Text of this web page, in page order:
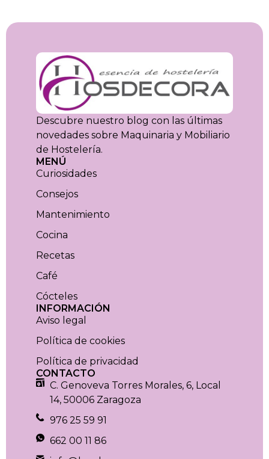
Descubre nuestro blog con las últimas
novedades sobre Maquinaria y Mobiliario
de Hostelería.
MENÚ
Curiosidades
Consejos
Mantenimiento
Cocina
Recetas
Café
Cócteles
INFORMACIÓN
Aviso legal
Política de cookies
Política de privacidad
CONTACTO
C. Genoveva Torres Morales, 6, Local
14, 50006 Zaragoza
976 25 59 91
662 00 11 86